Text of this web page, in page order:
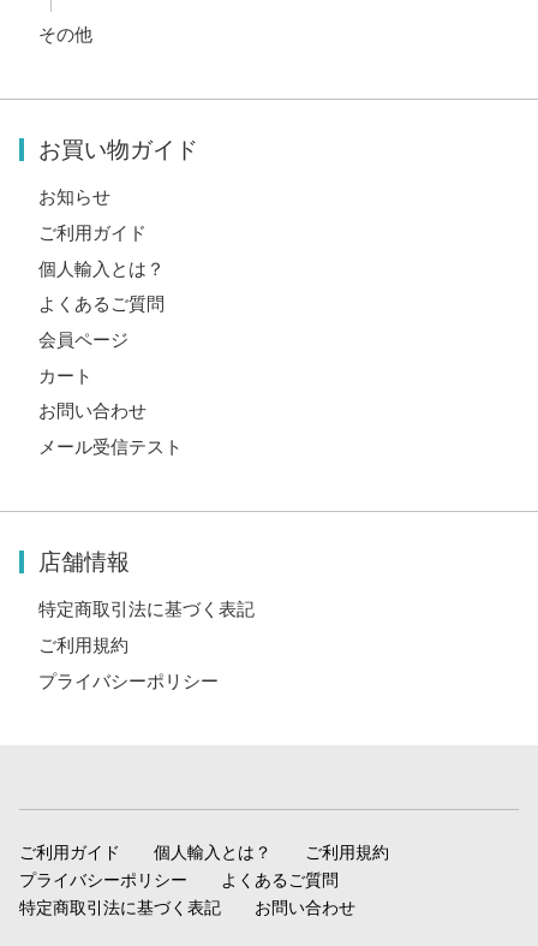
その他
お買い物ガイド
お知らせ
ご利用ガイド
個人輸入とは？
よくあるご質問
会員ページ
カート
お問い合わせ
メール受信テスト
店舗情報
特定商取引法に基づく表記
ご利用規約
プライバシーポリシー
ご利用ガイド 個人輸入とは？
ご利用規約
プライバシーポリシー
よくあるご質問
特定商取引法に基づく表記
お問い合わせ